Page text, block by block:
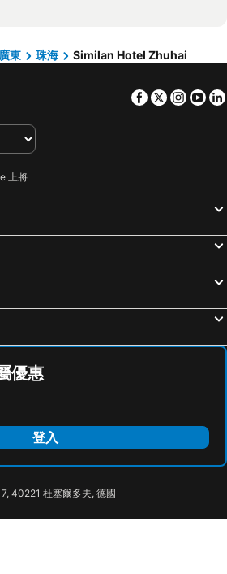
廣東 珠海 Similan Hotel Zhuhai
Facebook
Twitter
上將
優惠
登入
40221 杜塞爾多夫, 德國